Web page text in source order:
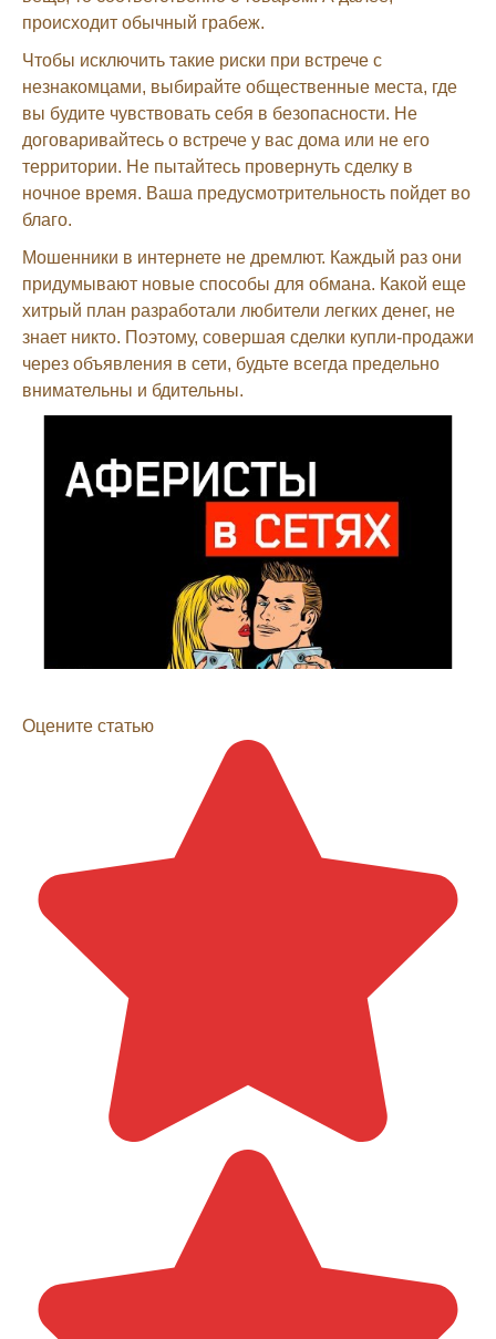
происходит обычный грабеж.
Чтобы исключить такие риски при встрече с
незнакомцами, выбирайте общественные места, где
вы будите чувствовать себя в безопасности. Не
договаривайтесь о встрече у вас дома или не его
территории. Не пытайтесь провернуть сделку в
ночное время. Ваша предусмотрительность пойдет во
благо.
Мошенники в интернете не дремлют. Каждый раз они
придумывают новые способы для обмана. Какой еще
хитрый план разработали любители легких денег, не
знает никто. Поэтому, совершая сделки купли-продажи
через объявления в сети, будьте всегда предельно
внимательны и бдительны.
Оцените статью